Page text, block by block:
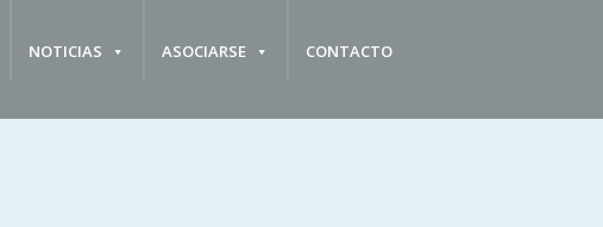
NOTICIAS ASOCIARSE CONTACTO